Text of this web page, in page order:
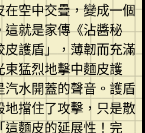
空中交疊，變成一個
就是家傳《沾醬秘
護盾」，薄韌而充滿
猛烈地擊中麵皮護
水開蓋的聲音。護盾
擋住了攻擊，只是散
麵皮的延展性！完